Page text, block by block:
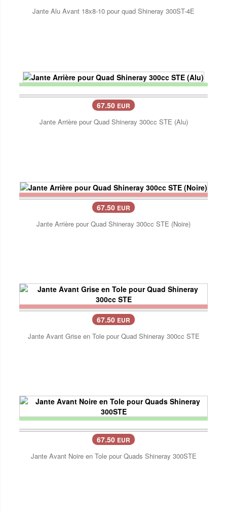
Jante Alu Avant 18x8-10 pour quad Shineray 300ST-4E
67.50 EUR
Jante Arrière pour Quad Shineray 300cc STE (Alu)
67.50 EUR
Jante Arrière pour Quad Shineray 300cc STE (Noire)
67.50 EUR
Jante Avant Grise en Tole pour Quad Shineray 300cc STE
67.50 EUR
Jante Avant Noire en Tole pour Quads Shineray 300STE